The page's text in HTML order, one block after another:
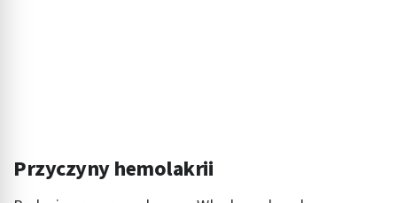
Przyczyny hemolakrii